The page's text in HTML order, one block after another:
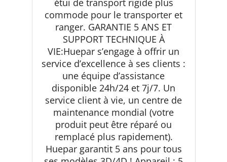
étui de transport rigide plus
commode pour le transporter et
ranger. GARANTIE 5 ANS ET
SUPPORT TECHNIQUE À
VIE:Huepar s’engage à offrir un
service d’excellence à ses clients :
une équipe d’assistance
disponible 24h/24 et 7j/7. Un
service client à vie, un centre de
maintenance mondial (votre
produit peut être réparé ou
remplacé plus rapidement).
Huepar garantit 5 ans pour tous